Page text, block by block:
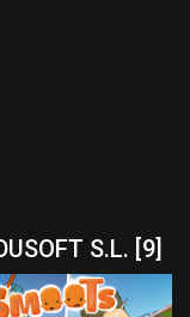
S.L. [9]